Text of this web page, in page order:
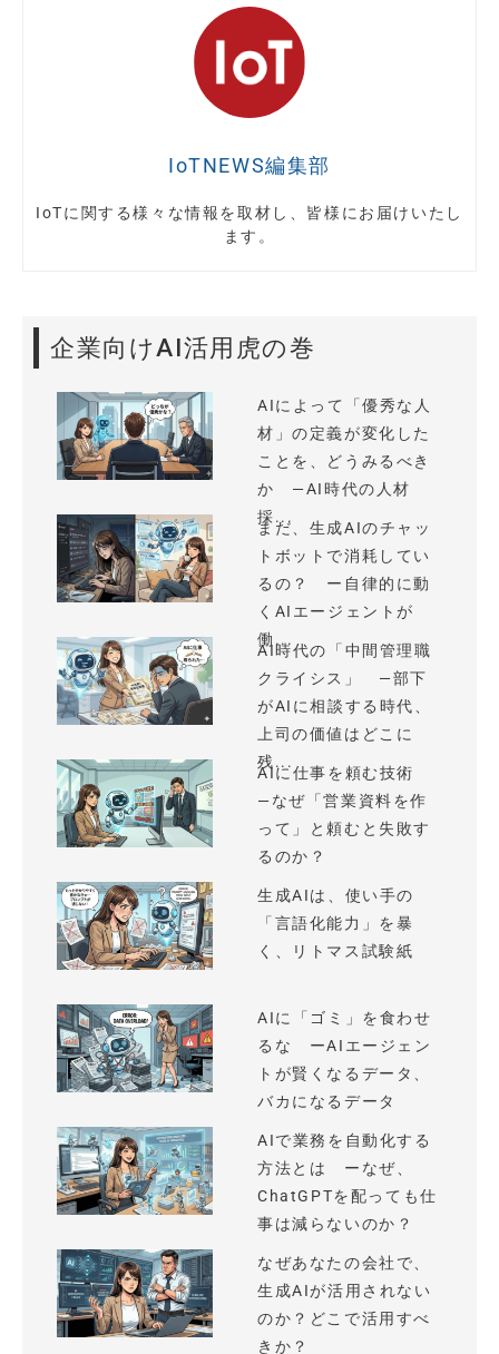
IoTNEWS編集部
IoTに関する様々な情報を取材し、皆様にお届けいたし
ます。
企業向けAI活用虎の巻
AIによって「優秀な人
材」の定義が変化した
ことを、どうみるべき
か —AI時代の人材
採...
まだ、生成AIのチャッ
トボットで消耗してい
るの？ ー自律的に動
くAIエージェントが
働...
AI時代の「中間管理職
クライシス」 —部下
がAIに相談する時代、
上司の価値はどこに
残...
AIに仕事を頼む技術
—なぜ「営業資料を作
って」と頼むと失敗す
るのか？
生成AIは、使い手の
「言語化能力」を暴
く、リトマス試験紙
AIに「ゴミ」を食わせ
るな ーAIエージェン
トが賢くなるデータ、
バカになるデータ
AIで業務を自動化する
方法とは ーなぜ、
ChatGPTを配っても仕
事は減らないのか？
なぜあなたの会社で、
生成AIが活用されない
のか？どこで活用すべ
きか？